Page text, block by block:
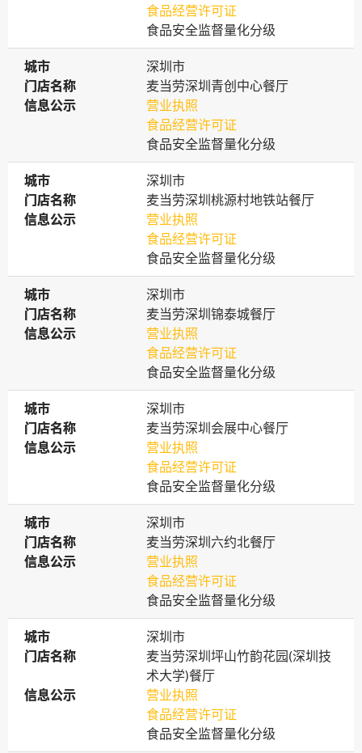
食品经营许可证
食品安全监督量化分级
城市
城市
深圳市
门店名称
门店名称
麦当劳深圳青创中心餐厅
信息公示
信息公示
营业执照
食品经营许可证
食品安全监督量化分级
城市
城市
深圳市
门店名称
门店名称
麦当劳深圳桃源村地铁站餐厅
信息公示
信息公示
营业执照
食品经营许可证
食品安全监督量化分级
城市
城市
深圳市
门店名称
门店名称
麦当劳深圳锦泰城餐厅
信息公示
信息公示
营业执照
食品经营许可证
食品安全监督量化分级
城市
城市
深圳市
门店名称
门店名称
麦当劳深圳会展中心餐厅
信息公示
信息公示
营业执照
食品经营许可证
食品安全监督量化分级
城市
城市
深圳市
门店名称
门店名称
麦当劳深圳六约北餐厅
信息公示
信息公示
营业执照
食品经营许可证
食品安全监督量化分级
城市
城市
深圳市
门店名称
门店名称
麦当劳深圳坪山竹韵花园(深圳技
术大学)餐厅
信息公示
信息公示
营业执照
食品经营许可证
食品安全监督量化分级